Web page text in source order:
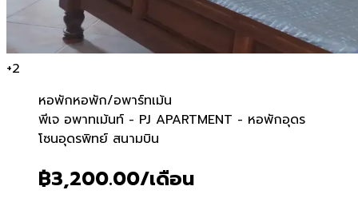
+2
หอพักหอพัก/อพาร์ทเม้น
พีเจ อพาทเม้นท์ - PJ
พีเจ อพาทเม้นท์ - PJ APARTMENT - หอพักอุดร
โซนอุดรพิทย์ สนามบิน
฿3,200.00/เดือน